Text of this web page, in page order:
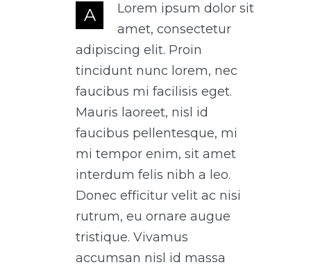
A
Lorem ipsum dolor sit
amet, consectetur
adipiscing elit. Proin
tincidunt nunc lorem, nec
faucibus mi facilisis eget.
Mauris laoreet, nisl id
faucibus pellentesque, mi
mi tempor enim, sit amet
interdum felis nibh a leo.
Donec efficitur velit ac nisi
rutrum, eu ornare augue
tristique. Vivamus
accumsan nisl id massa